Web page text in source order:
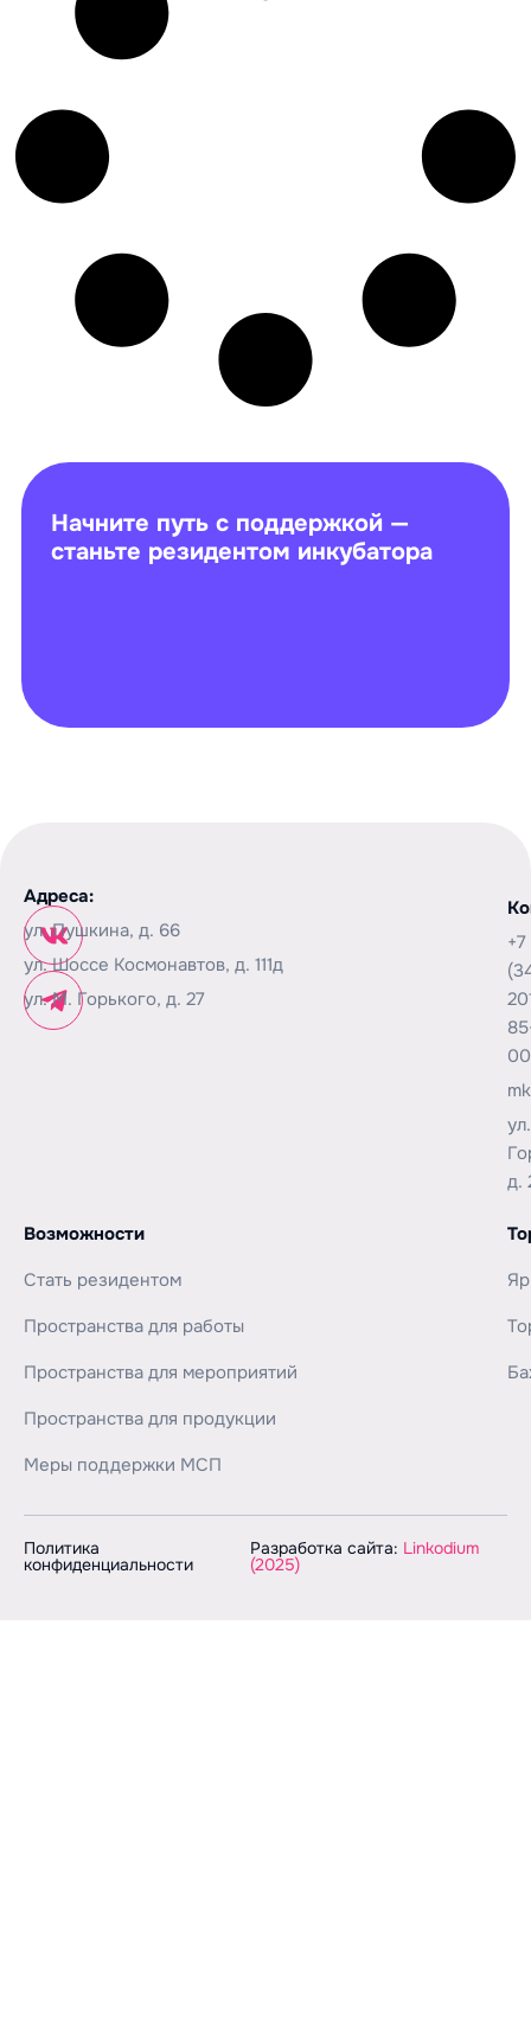
Начните путь с поддержкой —
станьте резидентом инкубатора
Адреса:
ул. Пушкина, д. 66
ул. Шоссе Космонавтов, д. 111д
ул. М. Горького, д. 27
+7
00
д.
Возможности
Стать резидентом
Пространства для работы
Пространства для мероприятий
Пространства для продукции
Меры поддержки МСП
Политика
конфиденциальности
Разработка сайта: Linkodium
(2025)